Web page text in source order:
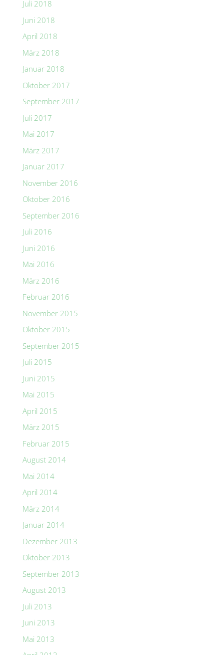
Juli 2018
Juni 2018
April 2018
März 2018
Januar 2018
Oktober 2017
September 2017
Juli 2017
Mai 2017
März 2017
Januar 2017
November 2016
Oktober 2016
September 2016
Juli 2016
Juni 2016
Mai 2016
März 2016
Februar 2016
November 2015
Oktober 2015
September 2015
Juli 2015
Juni 2015
Mai 2015
April 2015
März 2015
Februar 2015
August 2014
Mai 2014
April 2014
März 2014
Januar 2014
Dezember 2013
Oktober 2013
September 2013
August 2013
Juli 2013
Juni 2013
Mai 2013